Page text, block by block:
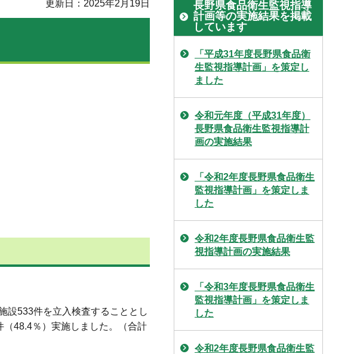
更新日：2025年2月19日
設533件を立入検査することとし
48.4％）実施しました。（合計
長野県食品衛生監視指導
計画等の実施結果を掲載
しています
「平成31年度長野県食品衛
生監視指導計画」を策定し
ました
令和元年度（平成31年度）
長野県食品衛生監視指導計
画の実施結果
「令和2年度長野県食品衛生
監視指導計画」を策定しま
した
令和2年度長野県食品衛生監
視指導計画の実施結果
「令和3年度長野県食品衛生
監視指導計画」を策定しま
した
令和2年度長野県食品衛生監